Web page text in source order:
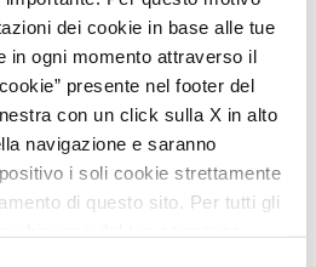
dei cookie in base alle tue
in ogni momento attraverso il
presente nel footer del
con un click sulla X in alto
navigazione e saranno
i soli cookie strettamente
di questo sito. Per tutti gli